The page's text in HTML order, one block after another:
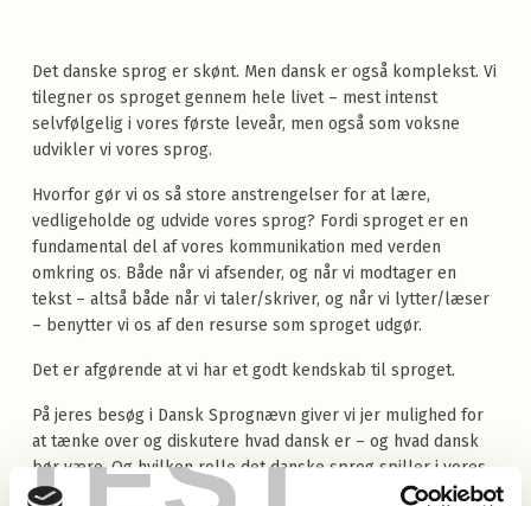
Det danske sprog er skønt. Men dansk er også komplekst. Vi
tilegner os sproget gennem hele livet – mest intenst
selvfølgelig i vores første leveår, men også som voksne
udvikler vi vores sprog.
Hvorfor gør vi os så store anstrengelser for at lære,
vedligeholde og udvide vores sprog? Fordi sproget er en
fundamental del af vores kommunikation med verden
omkring os. Både når vi afsender, og når vi modtager en
tekst – altså både når vi taler/skriver, og når vi lytter/læser
– benytter vi os af den resurse som sproget udgør.
Det er afgørende at vi har et godt kendskab til sproget.
På jeres besøg i Dansk Sprognævn giver vi jer mulighed for
at tænke over og diskutere hvad dansk er – og hvad dansk
bør være. Og hvilken rolle det danske sprog spiller i vores
liv.